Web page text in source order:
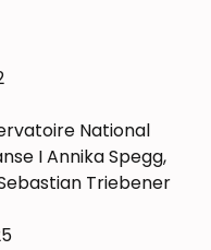
National
I Annika Spegg,
Triebener